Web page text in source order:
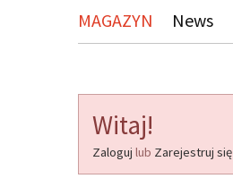
MAGAZYN News
Witaj!
Zaloguj lub Zarejestruj się